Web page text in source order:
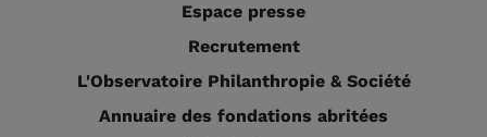
Espace presse
Recrutement
L'Observatoire Philanthropie & Société
Annuaire des fondations abritées